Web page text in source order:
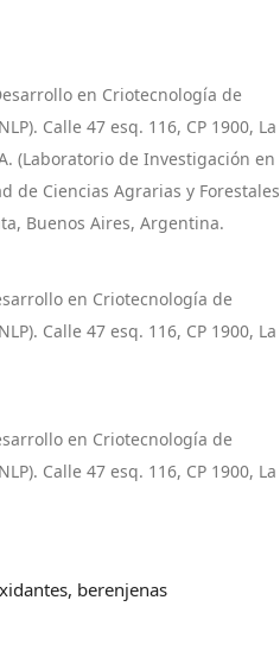
en Criotecnología de
Calle 47 esq. 116, CP 1900, La
(Laboratorio de Investigación en
de Ciencias Agrarias y
Buenos Aires, Argentina.
en Criotecnología de
Calle 47 esq. 116, CP 1900, La
en Criotecnología de
Calle 47 esq. 116, CP 1900, La
berenjenas